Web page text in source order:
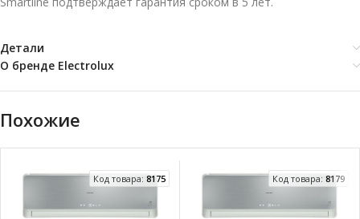
Детали
О бренде Electrolux
Похожие
Код товара: 8175 Код товара: 8179